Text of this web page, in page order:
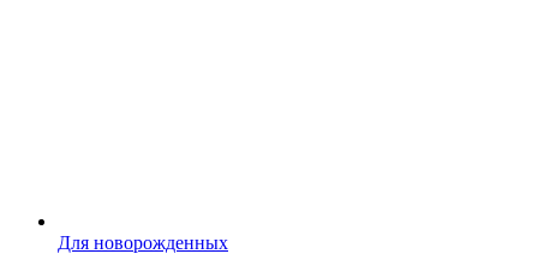
Для новорожденных